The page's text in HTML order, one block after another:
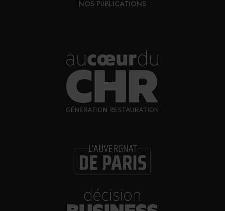
mission par une équipe de vice-présidents experts
représentant les différentes composantes de la branche.
COMPOSITION DU CONSEIL D'ADMINISTRATION DE LA
BRANCHE CBEN
Vice-Président Cafetier : David Zenouda (Paris)
Vice-Président Général des Etablissements de nuit : Matthieu
Lebrun (Manche)
(Charente-Maritime)
NOS PUBLICATIONS